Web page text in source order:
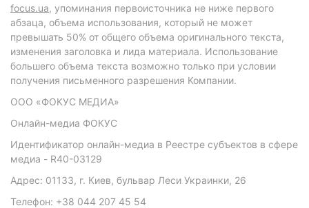
focus.ua, упоминания первоисточника не ниже первого
абзаца, объема использования, который не может
превышать 50% от общего объема оригинального текста,
изменения заголовка и лида материала. Использование
большего объема текста возможно только при условии
получения письменного разрешения Компании.
ООО «ФОКУС МЕДИА»
Онлайн-медиа ФОКУС
Идентификатор онлайн-медиа в Реестре субъектов в сфере
медиа - R40-03129
Адрес: 01133, г. Киев, бульвар Леси Украинки, 26
Телефон: +38 044 207 45 54